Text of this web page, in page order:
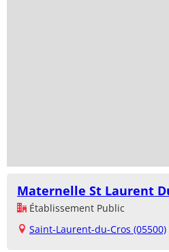
Maternelle St Laurent
Établissement Public
Saint-Laurent-du-Cros (05500)